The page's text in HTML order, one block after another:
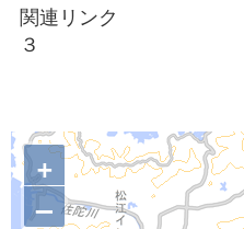
関連リンク
３
+
–